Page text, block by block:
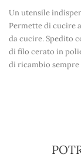
Un utensile
Permette di cucire
da cucire. Spedito
di filo cerato in
di ricambio